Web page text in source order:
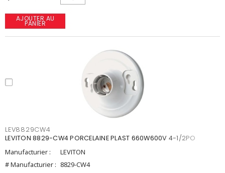
AJOUTER AU
PANIER
LEV8829CW4
LEVITON 8829-CW4 PORCELAINE PLAST 660W600V 4-1/2PO
Manufacturier :
LEVITON
# Manufacturier : 8829-CW4